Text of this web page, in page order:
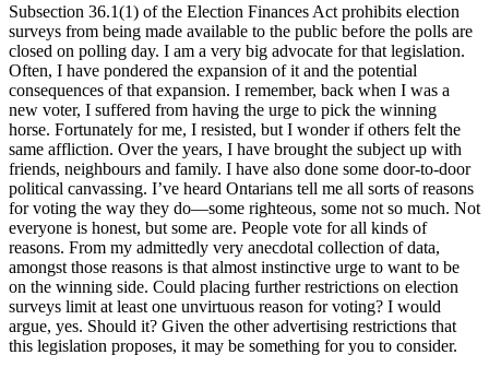
Subsection 36.1(1) of the Election Finances Act prohibits election
surveys from being made available to the public before the polls are
closed on polling day. I am a very big advocate for that legislation.
Often, I have pondered the expansion of it and the potential
consequences of that expansion. I remember, back when I was a
new voter, I suffered from having the urge to pick the winning
horse. Fortunately for me, I resisted, but I wonder if others felt the
same affliction. Over the years, I have brought the subject up with
friends, neighbours and family. I have also done some door-to-door
political canvassing. I’ve heard Ontarians tell me all sorts of reasons
for voting the way they do—some righteous, some not so much. Not
everyone is honest, but some are. People vote for all kinds of
reasons. From my admittedly very anecdotal collection of data,
amongst those reasons is that almost instinctive urge to want to be
on the winning side. Could placing further restrictions on election
surveys limit at least one unvirtuous reason for voting? I would
argue, yes. Should it? Given the other advertising restrictions that
this legislation proposes, it may be something for you to consider.